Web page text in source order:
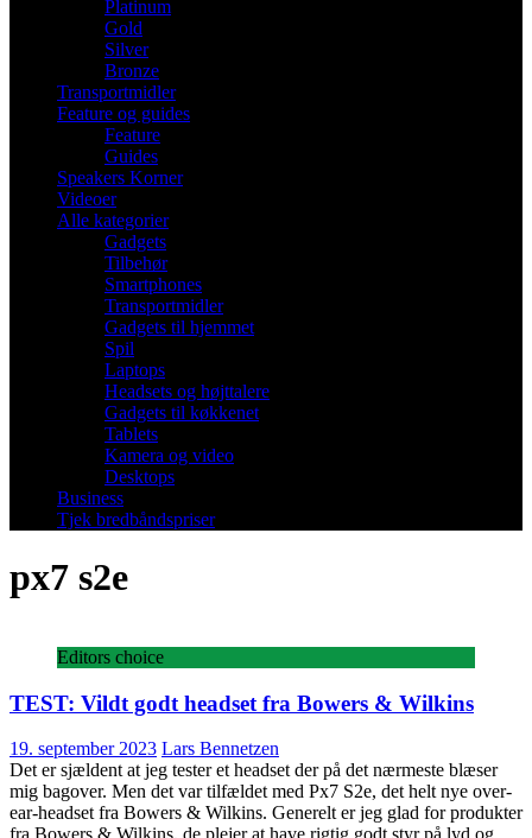
Platinum
Gold
Silver
Bronze
Transportmidler
Feature og guides
Feature
Guides
Speakers Korner
Videoer
Alle kategorier
Gadgets
Tilbehør
Smartphones
Transportmidler
Gadgets til hjemmet
Spil
Laptops
Headsets og højttalere
Gadgets til køkkenet
Tablets
Kamera og video
Desktops
Business
Tjek bredbåndspriser
px7 s2e
Editors choice
TEST: Vildt godt headset fra Bowers & Wilkins
19. september 2023 Lars Bennetzen
Det er sjældent at jeg tester et headset der på det nærmeste blæser
mig bagover. Men det var tilfældet med Px7 S2e, det helt nye over-
ear-headset fra Bowers & Wilkins. Generelt er jeg glad for produkter